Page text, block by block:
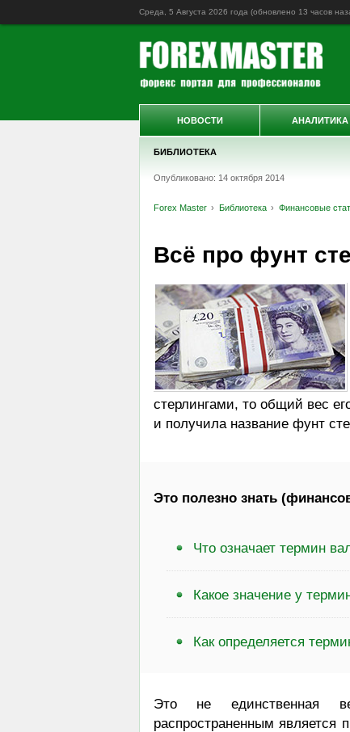
Среда, 5 Августа 2026 года (обновлено 13 часов
БИБЛИОТЕКА
Опубликовано: 14 октября 2014
Forex Master Библиотека Финансовые
Всё про фунт
стерлингами, то общий вес
и получила название фунт
Это полезно знать
Что означает термин
Какое значение у
Как определяется
Это не единственная
распространенным является
НОВОСТИ АНАЛИТИКА